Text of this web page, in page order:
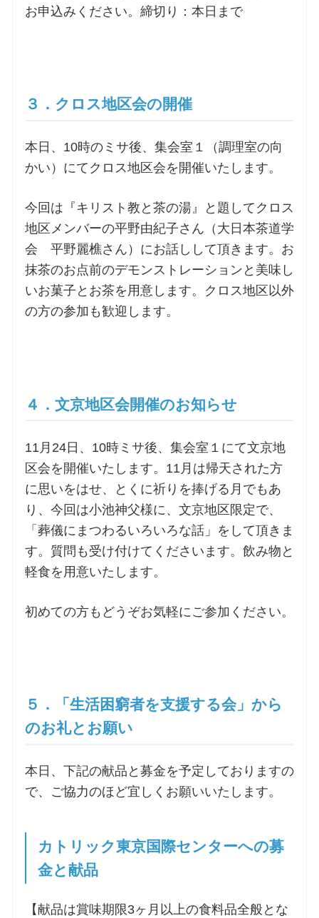
お申込みください。締切り：本日まで
３．クロス地区会の開催
本日、10時のミサ後、集会室１（調理室の向
かい）にてクロス地区会を開催いたします。
今回は『キリスト教と茶の湯』と題してクロス
地区メンバーの平野由紀子さん（大日本茶道学
会 平野麗樵さん）にお話しして頂きます。お
抹茶のお点前のデモンストレーションと美味し
いお菓子とお茶を用意します。クロス地区以外
の方の参加も歓迎します。
４．文京地区会開催のお知らせ
11月24日、10時ミサ後、集会室１にて文京地
区会を開催いたします。11月は帰天された方
に思いをはせ、とくに祈りを捧げる月でもあ
り、今回は小池神父様に、文京地区限定で、
「葬儀にまつわるいろいろな話」をして頂きま
す。質問も受け付けてくださいます。飲み物と
軽食を用意いたします。
初めての方もどうぞお気軽にご参加ください。
５．「生活困窮者を支援する会」から
のお礼とお願い
本日、下記の献品と募金を予定しておりますの
で、ご協力のほど宜しくお願いいたします。
カトリック東京国際センターへの募
金と献品
【献品は賞味期限3ヶ月以上の食料品全般とな